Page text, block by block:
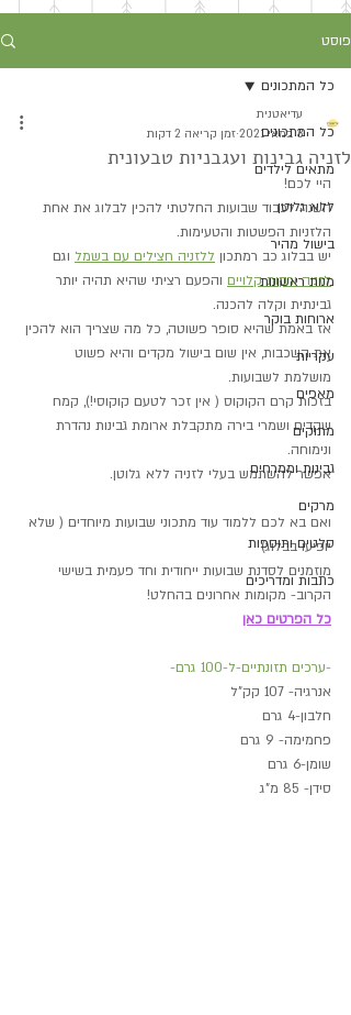
פוסט
כל המתכונים
מתאים לילדים
ללא גלוטן
בישול מהיר
מנות ראשונות
ארוחות בוקר
עקריות
מאפים
מתוקים
גבינות וממרחים
מרקים
סלטים ותוספות
כתבות ומדריכים
כל המתכונים
לזניה גבינות ועגבניות טבעונית
עדיאטנית
3 במאי 2021
זמן קריאה 2 דקות
היי לכם!
השנה לכבוד שבועות החלטתי להכין לבלוג את אחת
הלזניות הפשטות והטעימות.
יש בבלוג כב רמתכון ללזניה חצילים עם בשמל וגם
לזניה ירקות קלויים והפעם רציתי שהיא תהיה יותר
גבינתית וקלה להכנה.
אז באמת שהיא סופר פשוטה, כל מה שצריך הוא להכין
את השכבות, אין שום בישול מקדים והיא פשוט
מושלמת לשבועות.
בזכות קרם הקוקוס ( אין זכר לטעם קוקוסי!), קמח
שקדים ושמרי בירה מתקבלת ארומת גבינות נהדרת
ונימוחה.
אפשר להשתמש בעלי לזניה ללא גלוטן.
ואם בא לכם ללמוד עוד מתכוני שבועות מיוחדים ( שלא
יופיעו בבלוג)
מוזמנים לסדנת שבועות ייחודית וחד פעמית בשישי
הקרוב- מקומות אחרונים בהחלט!
כל הפרטים כאן
-ערכים תזונתיים-ל-100 גרם-
אנרגיה- 107 קק"ל
חלבון-4 גרם
פחמימה- 9 גרם
שומן-6 גרם
סידן- 85 מ"ג